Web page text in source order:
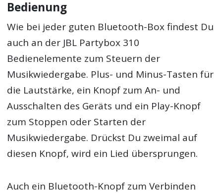
Bedienung
Wie bei jeder guten Bluetooth-Box findest Du
auch an der JBL Partybox 310
Bedienelemente zum Steuern der
Musikwiedergabe. Plus- und Minus-Tasten für
die Lautstärke, ein Knopf zum An- und
Ausschalten des Geräts und ein Play-Knopf
zum Stoppen oder Starten der
Musikwiedergabe. Drückst Du zweimal auf
diesen Knopf, wird ein Lied übersprungen.
Auch ein Bluetooth-Knopf zum Verbinden